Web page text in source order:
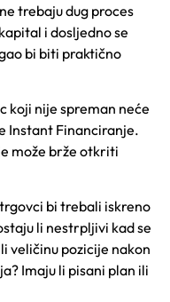
trebaju dug proces
i dosljedno se
bi biti praktično
koji nije spreman neće
Instant Financiranje.
može brže otkriti
bi trebali iskreno
li nestrpljivi kad se
veličinu pozicije nakon
Imaju li pisani plan ili